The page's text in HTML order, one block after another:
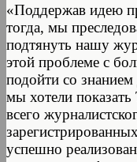
«Поддержав идею
тогда, мы
подтянуть нашу
этой проблеме с
подойти со знанием
мы хотели показать
всего
успешно